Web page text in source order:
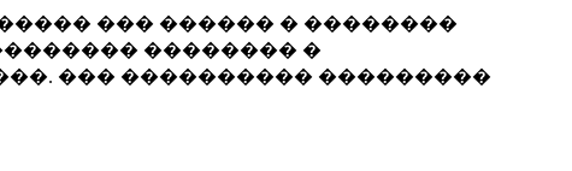
��� ������ � ��������
�������� �
��� ���������� ���������